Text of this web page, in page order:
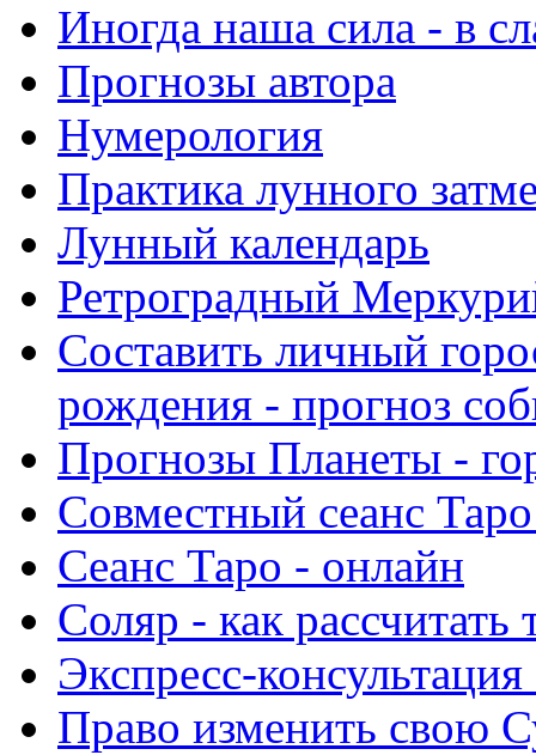
Иногда наша сила - в
Прогнозы автора
Нумерология
Практика лунного
Лунный календарь
Ретроградный
Составить личный
рождения - прогноз
Прогнозы Планеты -
Совместный сеанс
Сеанс Таро - онлайн
Соляр - как
Экспресс-
Право изменить свою